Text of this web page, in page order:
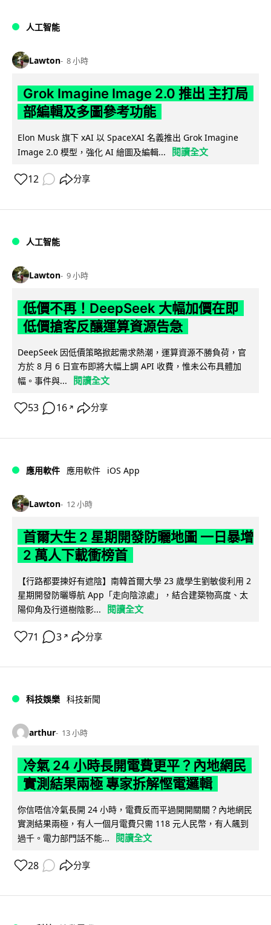
人工智能
Lawton 8 小時
Grok Imagine Image 2.0 推出 主打局
部編輯及多圖參考功能
Elon Musk 旗下 xAI 以 SpaceXAI 名義推出 Grok Imagine
Image 2.0 模型，強化 AI 繪圖及編輯...
閱讀全文
12 分享
人工智能
Lawton 9 小時
低價不再！DeepSeek 大幅加價在即
低價搶客反釀運算資源告急
DeepSeek 因低價策略掀起需求熱潮，運算資源不勝負荷，官
方於 8 月 6 日宣布即將大幅上調 API 收費，惟未公布具體加
幅。事件與...
閱讀全文
53 16 ↗ 分享
應用軟件 應用軟件 iOS App
Lawton 12 小時
首爾大生 2 星期開發防曬地圖 一日暴增
2 萬人下載衝榜首
【行路都要揀好有遮陰】南韓首爾大學 23 歲學生劉敏俊利用 2
星期開發防曬導航 App「走向陰涼處」，結合建築物高度、太
陽仰角及行道樹陰影...
閱讀全文
71 3 ↗ 分享
科技娛樂 科技新聞
arthur 13 小時
冷氣 24 小時長開電費更平？內地網民
實測結果兩極 專家拆解慳電邏輯
你信唔信冷氣長開 24 小時，電費反而平過開開關關？內地網民
實測結果兩極，有人一個月電費只需 118 元人民幣，有人飆到
過千。電力部門話不能...
閱讀全文
28 分享